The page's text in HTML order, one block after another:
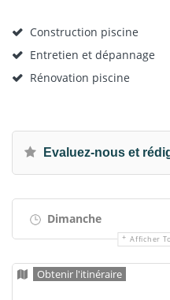
Construction piscine
Entretien et dépannage
Rénovation piscine
Evaluez-nous et
Dimanche
Afficher
Obtenir l'itinéraire